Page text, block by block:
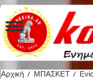
Αρχική / ΜΠΑΣΚΕΤ /